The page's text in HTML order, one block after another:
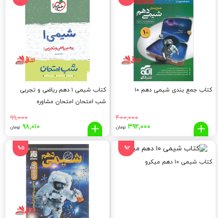
تومان
بود.
تومان
بود.
کتاب جمع بندی شیمی دهم ۱۰
۴۰۰,۰۰۰
قیمت
اصلی:
۴۰۰,۰۰۰
تومان
بود.
۳۹۲,۰۰۰ تومانقیمت
فعلی:
کتاب شیمی ۱ دهم ریاضی و تجربی
شب امتحان امتحان مشاوره
۹۹,۰۰۰
قیمت
اصلی:
۹۹,۰۰۰
تومان
بود.
۹۸,۰۱۰ تومان
کتاب شیمی ۱۰ دهم میکرو